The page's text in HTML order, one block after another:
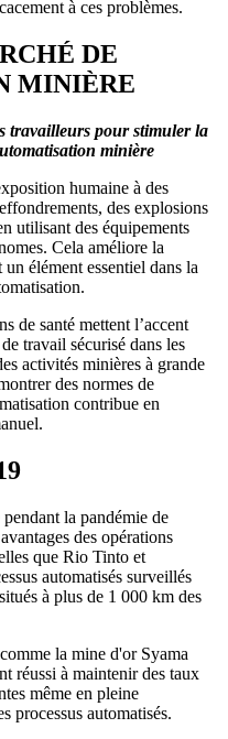
à ces problèmes.
DE
MINIÈRE
travailleurs pour stimuler la
minière
humaine à des
des explosions
utilisant des équipements
Cela améliore la
élément essentiel dans la
de santé mettent l’accent
travail sécurisé dans les
activités minières à grande
des normes de
contribue en
la pandémie de
des opérations
que Rio Tinto et
automatisés surveillés
à plus de 1 000 km des
la mine d'or Syama
réussi à maintenir des taux
même en pleine
processus automatisés.